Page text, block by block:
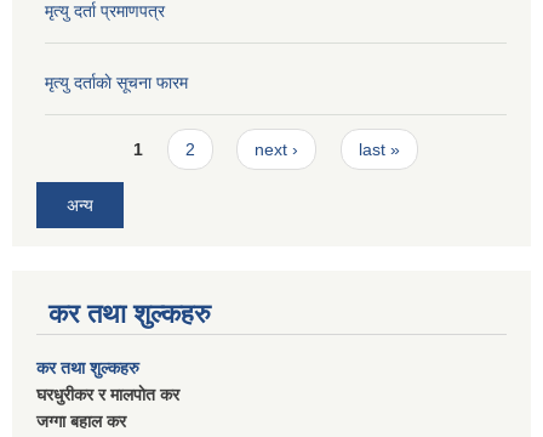
मृत्यु दर्ता प्रमाणपत्र
मृत्यु दर्ताकाे सूचना फारम
Pages1 2 next › last »
अन्य
कर तथा शुल्कहरु
कर तथा शुल्कहरु
घरधुरीकर र मालपाेत कर
जग्गा बहाल कर